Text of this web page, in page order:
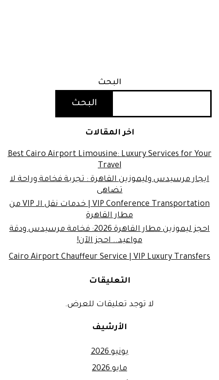
البحث
البحث
اخر المقالات
Best Cairo Airport Limousine: Luxury Services for Your
Travel
ايجار مرسيدس وليموزين القاهرة : تجربة فخامة وراحة لا
تضاهى
VIP Conference Transportation | خدمات نقل الـ VIP من
مطار القاهرة
احجز ليموزين مطار القاهرة 2026: فخامة مرسيدس ودقة
مواعيد.. احجز الآن!
Cairo Airport Chauffeur Service | VIP Luxury Transfers
التعليقات
لا توجد تعليقات للعرض.
الأرشيف
يونيو 2026
مايو 2026